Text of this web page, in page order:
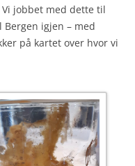
jobbet med dette til
igjen – med
på kartet over hvor vi